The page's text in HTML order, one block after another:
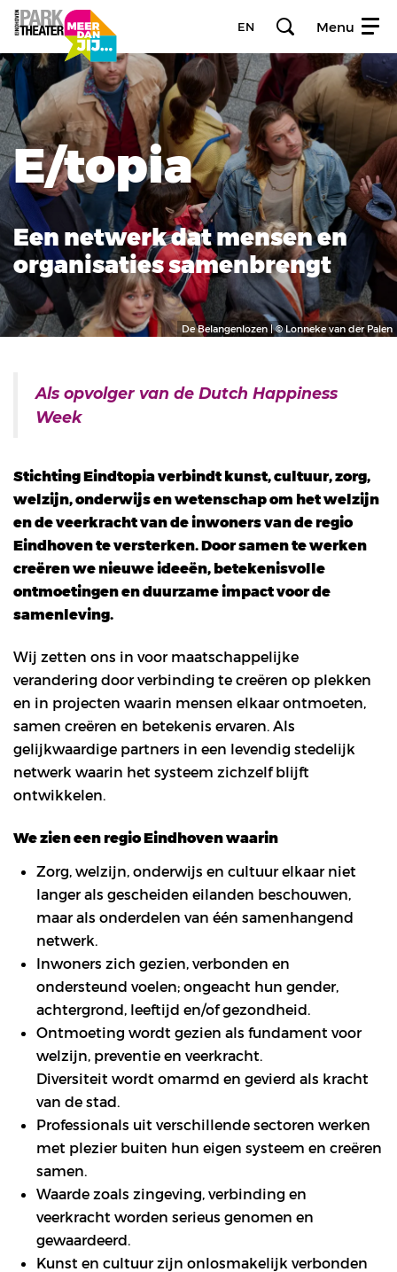
EN Menu
De Belangenlozen | © Lonneke van der Palen
E/topia
Een netwerk dat mensen en
organisaties samenbrengt
Als opvolger van de Dutch Happiness
Week
Stichting Eindtopia verbindt kunst, cultuur, zorg,
welzijn, onderwijs en wetenschap om het welzijn
en de veerkracht van de inwoners van de regio
Eindhoven te versterken. Door samen te werken
creëren we nieuwe ideeën, betekenisvolle
ontmoetingen en duurzame impact voor de
samenleving.
Wij zetten ons in voor maatschappelijke
verandering door verbinding te creëren op plekken
en in projecten waarin mensen elkaar ontmoeten,
samen creëren en betekenis ervaren. Als
gelijkwaardige partners in een levendig stedelijk
netwerk waarin het systeem zichzelf blijft
ontwikkelen.
We zien een regio Eindhoven waarin
Zorg, welzijn, onderwijs en cultuur elkaar niet
langer als gescheiden eilanden beschouwen,
maar als onderdelen van één samenhangend
netwerk.
Inwoners zich gezien, verbonden en
ondersteund voelen; ongeacht hun gender,
achtergrond, leeftijd en/of gezondheid.
Ontmoeting wordt gezien als fundament voor
welzijn, preventie en veerkracht.
Diversiteit wordt omarmd en gevierd als kracht
van de stad.
Professionals uit verschillende sectoren werken
met plezier buiten hun eigen systeem en creëren
samen.
Waarde zoals zingeving, verbinding en
veerkracht worden serieus genomen en
gewaardeerd.
Kunst en cultuur zijn onlosmakelijk verbonden